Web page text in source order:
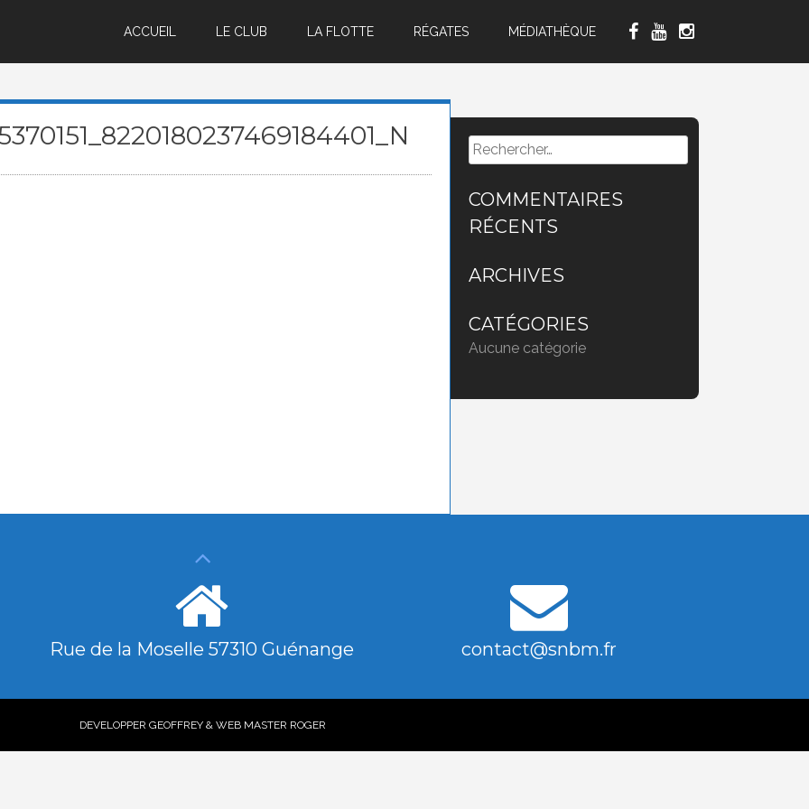
ACCUEIL LE CLUB LA FLOTTE RÉGATES MÉDIATHÈQUE
Rechercher :
COMMENTAIRES
RÉCENTS
ARCHIVES
CATÉGORIES
Aucune catégorie
Rue de la Moselle 57310 Guénange contact@snbm.fr
DEVELOPPER GEOFFREY & WEB MASTER ROGER